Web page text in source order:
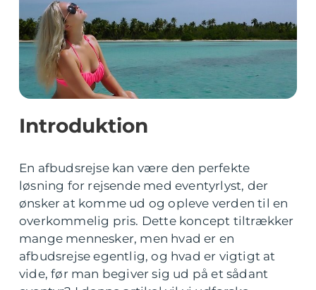
Introduktion
En afbudsrejse kan være den perfekte
løsning for rejsende med eventyrlyst, der
ønsker at komme ud og opleve verden til en
overkommelig pris. Dette koncept tiltrækker
mange mennesker, men hvad er en
afbudsrejse egentlig, og hvad er vigtigt at
vide, før man begiver sig ud på et sådant